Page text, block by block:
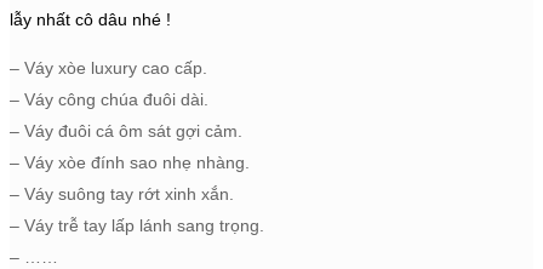
lẫy nhất cô dâu nhé !
– Váy xòe luxury cao cấp.
– Váy công chúa đuôi dài.
– Váy đuôi cá ôm sát gợi cảm.
– Váy xòe đính sao nhẹ nhàng.
– Váy suông tay rớt xinh xắn.
– Váy trễ tay lấp lánh sang trọng.
– ……